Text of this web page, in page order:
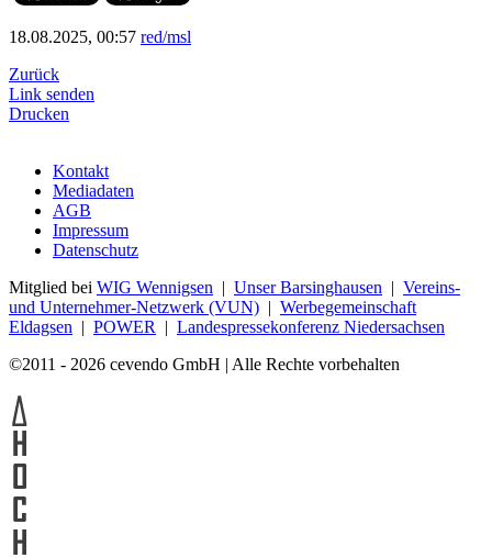
18.08.2025, 00:57 red/msl
Zurück
Link senden
Drucken
Kontakt
Mediadaten
AGB
Impressum
Datenschutz
Mitglied bei WIG Wennigsen | Unser Barsinghausen | Vereins-
und Unternehmer-Netzwerk (VUN) | Werbegemeinschaft
Eldagsen | POWER | Landespressekonferenz Niedersachsen
©2011 - 2026 cevendo GmbH | Alle Rechte vorbehalten